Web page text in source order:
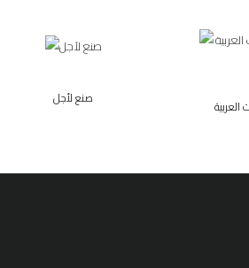
صنع لأجل
العربية